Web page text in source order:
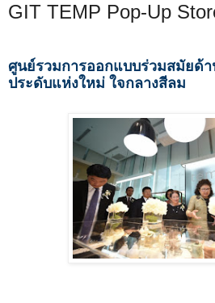
GIT TEMP Pop-Up
ศูนย์รวมการออกแบบร่วมสมัยด้
ประดับแห่งใหม่ ใจกลางสีลม